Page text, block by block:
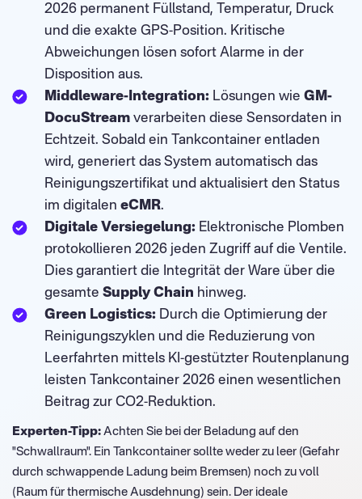
2026 permanent Füllstand, Temperatur, Druck
und die exakte GPS-Position. Kritische
Abweichungen lösen sofort Alarme in der
Disposition aus.
Middleware-Integration: Lösungen wie GM-
DocuStream verarbeiten diese Sensordaten in
Echtzeit. Sobald ein Tankcontainer entladen
wird, generiert das System automatisch das
Reinigungszertifikat und aktualisiert den Status
im digitalen eCMR.
Digitale Versiegelung: Elektronische Plomben
protokollieren 2026 jeden Zugriff auf die Ventile.
Dies garantiert die Integrität der Ware über die
gesamte Supply Chain hinweg.
Green Logistics: Durch die Optimierung der
Reinigungszyklen und die Reduzierung von
Leerfahrten mittels KI-gestützter Routenplanung
leisten Tankcontainer 2026 einen wesentlichen
Beitrag zur CO2-Reduktion.
Experten-Tipp: Achten Sie bei der Beladung auf den
"Schwallraum". Ein Tankcontainer sollte weder zu leer (Gefahr
durch schwappende Ladung beim Bremsen) noch zu voll
(Raum für thermische Ausdehnung) sein. Der ideale